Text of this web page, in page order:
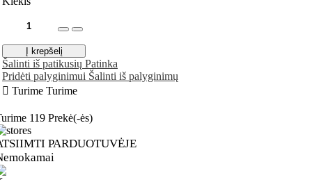
Į krepšelį
Šalinti iš patikusių Patinka
Pridėti palyginimui Šalinti iš palyginimų
 Turime Turime
119 Prekė(-ės)
PARDUOTUVĖJE